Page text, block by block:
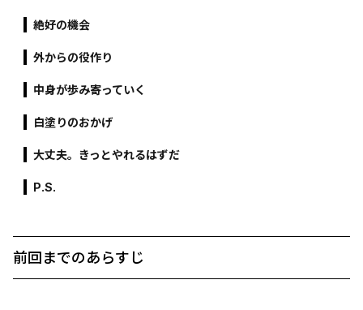
絶好の機会
外からの役作り
中身が歩み寄っていく
白塗りのおかげ
大丈夫。きっとやれるはずだ
P.S.
前回までのあらすじ